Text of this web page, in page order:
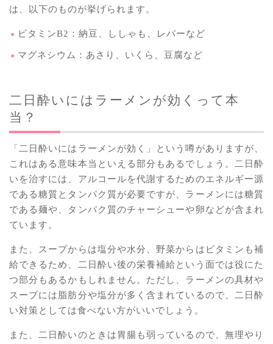
は、以下のものが挙げられます。
ビタミンB2：納豆、ししゃも、レバーなど
マグネシウム：あさり、いくら、豆腐など
二日酔いにはラーメンが効くって本
当？
「二日酔いにはラーメンが効く」という噂がありますが、
これはある意味本当といえる部分もあるでしょう。二日酔
いを治すには、アルコールを代謝するためのエネルギー源
である糖質とタンパク質が必要ですが、ラーメンには糖質
である麺や、タンパク質のチャーシューや卵などが含まれ
ています。
また、スープからは塩分や水分、野菜からはビタミンも補
給できるため、二日酔い後の栄養補給という面では役にた
つ部分もあるかもしれません。ただし、ラーメンの具材や
スープには脂肪分や塩分が多く含まれているので、二日酔
い対策としては食べない方がいいでしょう。
また、二日酔いのときは胃腸も弱っているので、無理やり